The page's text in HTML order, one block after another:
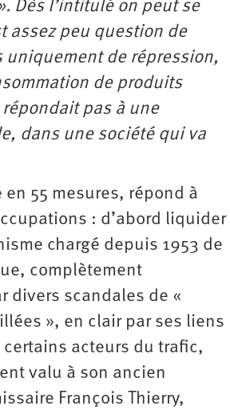
Dès l’intitulé on peut se
assez peu question de
uniquement de répression,
de produits
pas à une
dans une société qui va
55 mesures, répond à
: d’abord liquider
chargé depuis 1953 de
complètement
divers scandales de «
», en clair par ses liens
acteurs du trafic,
valu à son ancien
François Thierry,